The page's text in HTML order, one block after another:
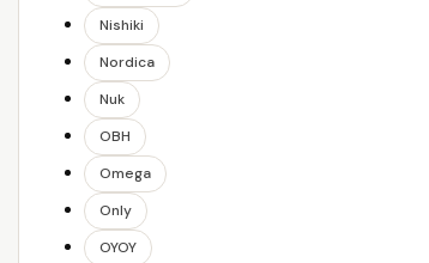
Nishiki
Nordica
Nuk
OBH
Omega
Only
OYOY